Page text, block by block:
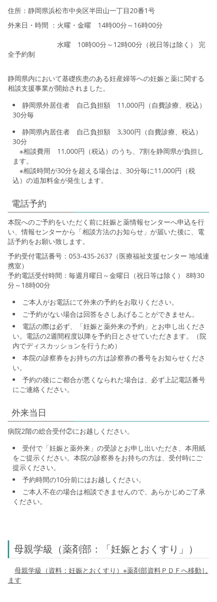
住所：静岡県浜松市中央区半田山一丁目20番1号
外来日・時間 ：火曜・金曜 14時00分～16時00分
水曜 10時00分～12時00分（祝日等は除く） 完
全予約制
静岡県内において基礎疾患のある妊産婦等への妊娠と薬に関する
相談支援事業が開始されました。
静岡県外居住者 自己負担額 11,000円（自費診療、税込）
30分毎
静岡県内居住者 自己負担額 3,300円（自費診療、税込）
30分
※相談費用 11,000円（税込）のうち、7割を静岡県が負担し
ます。
※相談時間が30分を超える場合は、30分毎に11,000円（税
込）の追加料金が発生します。
電話予約
本院へのご予約をいただく前に妊娠と薬情報センターへ申込を行
い、情報センターから「相談方法のお知らせ」が届いた後に、電
話予約をお願い致します。
予約受付電話番号：053-435-2637（医療福祉支援センター 地域連
携室）
予約電話受付時間：毎週月曜日～金曜日（祝日等は除く） 8時30
分～18時00分
ご本人がお電話にて外来の予約をお取りください。
ご予約がない場合は回答をさしあげることができません。
電話の際は必ず、「妊娠と薬外来の予約」とお申し出くださ
い。電話の2週間程度以降を予約日とさせていただきます。（院
内でディスカッションを行うため）
本院の診察券をお持ちの方は診察券の番号をお知らせくださ
い。
予約の後にご都合が悪くなられた場合は、必ず上記電話番号
にご連絡ください。
外来当日
病院2階の総合受付②にお越しください。
受付で「妊娠と薬外来」の受診とお申し出いただき、本用紙
をご提示ください。本院の診察券をお持ちの方は、受付時にご
提示ください。
予約時間の10分前にはお越しください。
ご本人不在の場合は相談できませんので、あらかじめご了承
ください。
母親学級（薬剤部：「妊娠とおくすり」）
母親学級（資料：妊娠とおくすり）※薬剤部資料ＰＤＦへ移動し
ます